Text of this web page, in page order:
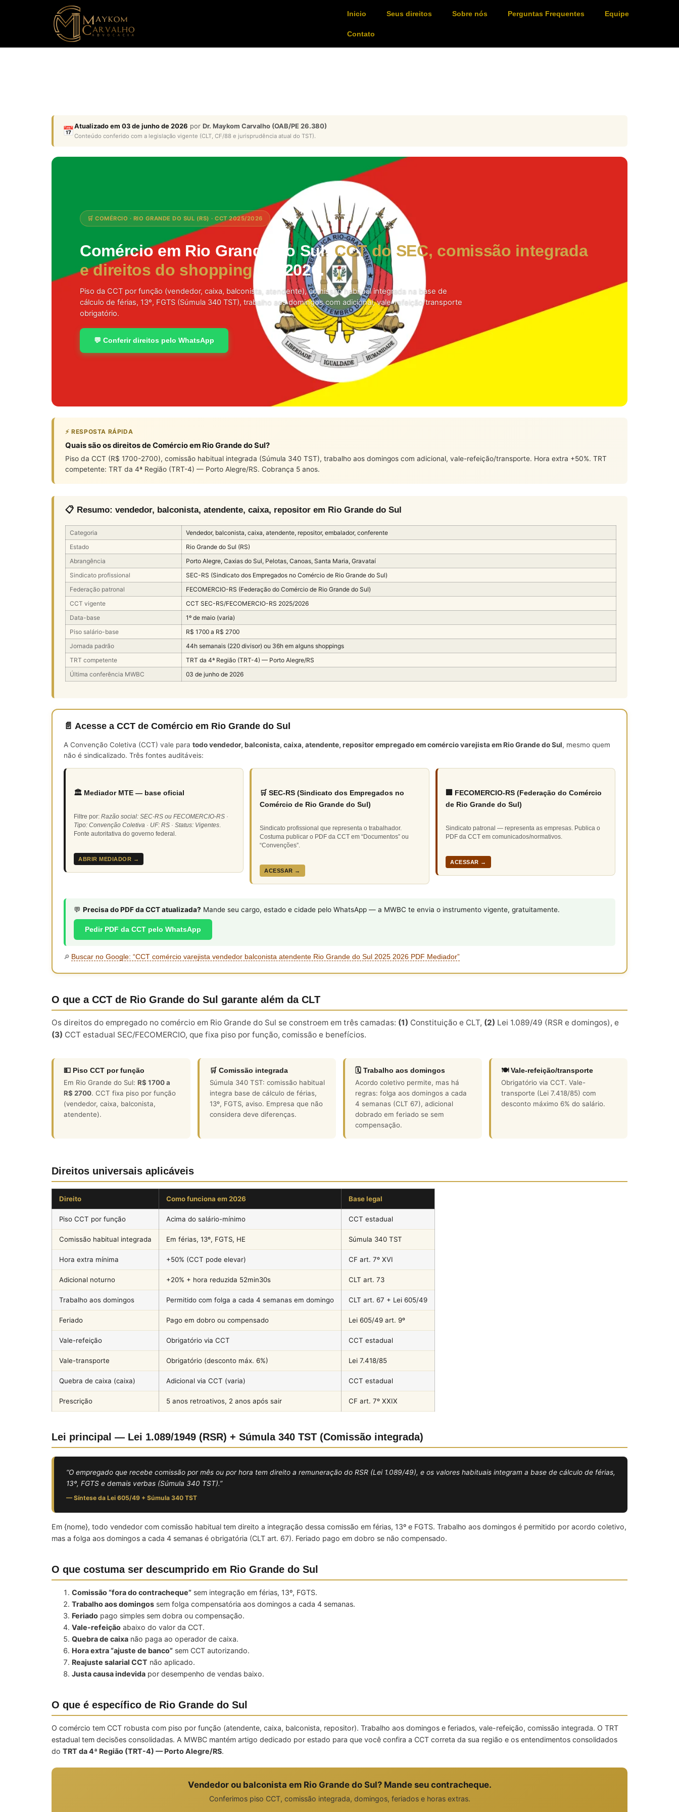
Inicio Seus direitos Sobre nós Perguntas Frequentes Equipe
Contato
📅Atualizado em 03 de junho de 2026 por Dr. Maykom Carvalho (OAB/PE 26.380)
Conteúdo conferido com a legislação vigente (CLT, CF/88 e jurisprudência atual do TST).
🛒 COMÉRCIO · RIO GRANDE DO SUL (RS) · CCT 2025/2026
Comércio em Rio Grande do Sul: CCT do SEC, comissão integrada
e direitos do shoppingem 2026.
Piso da CCT por função (vendedor, caixa, balconista, atendente), comissão habitual integrada na base de
cálculo de férias, 13º, FGTS (Súmula 340 TST), trabalho aos domingos com adicional, vale-refeição/transporte
obrigatório.
💬 Conferir direitos pelo WhatsApp
⚡ RESPOSTA RÁPIDA
Quais são os direitos de Comércio em Rio Grande do Sul?
Piso da CCT (R$ 1700-2700), comissão habitual integrada (Súmula 340 TST), trabalho aos domingos com adicional, vale-refeição/transporte. Hora extra +50%. TRT
competente: TRT da 4ª Região (TRT-4) — Porto Alegre/RS. Cobrança 5 anos.
📋 Resumo: vendedor, balconista, atendente, caixa, repositor em Rio Grande do Sul
Categoria
Vendedor, balconista, caixa, atendente, repositor, embalador, conferente
Estado
Rio Grande do Sul (RS)
Abrangência
Porto Alegre, Caxias do Sul, Pelotas, Canoas, Santa Maria, Gravataí
Sindicato profissional
SEC-RS (Sindicato dos Empregados no Comércio de Rio Grande do Sul)
Federação patronal
FECOMERCIO-RS (Federação do Comércio de Rio Grande do Sul)
CCT vigente
CCT SEC-RS/FECOMERCIO-RS 2025/2026
Data-base
1º de maio (varia)
Piso salário-base
R$ 1700 a R$ 2700
Jornada padrão
44h semanais (220 divisor) ou 36h em alguns shoppings
TRT competente
TRT da 4ª Região (TRT-4) — Porto Alegre/RS
Última conferência MWBC
03 de junho de 2026
📄 Acesse a CCT de Comércio em Rio Grande do Sul
A Convenção Coletiva (CCT) vale para todo vendedor, balconista, caixa, atendente, repositor empregado em comércio varejista em Rio Grande do Sul, mesmo quem
não é sindicalizado. Três fontes auditáveis:
🏛️ Mediador MTE — base oficial
Filtre por: Razão social: SEC-RS ou FECOMERCIO-RS ·
Tipo: Convenção Coletiva · UF: RS · Status: Vigentes.
Fonte autoritativa do governo federal.
ABRIR MEDIADOR →
🛒 SEC-RS (Sindicato dos Empregados no
Comércio de Rio Grande do Sul)
Sindicato profissional que representa o trabalhador.
Costuma publicar o PDF da CCT em “Documentos” ou
“Convenções”.
ACESSAR →
🏢 FECOMERCIO-RS (Federação do Comércio
de Rio Grande do Sul)
Sindicato patronal — representa as empresas. Publica o
PDF da CCT em comunicados/normativos.
ACESSAR →
💬 Precisa do PDF da CCT atualizada? Mande seu cargo, estado e cidade pelo WhatsApp — a MWBC te envia o instrumento vigente, gratuitamente.
Pedir PDF da CCT pelo WhatsApp
🔎 Buscar no Google: “CCT comércio varejista vendedor balconista atendente Rio Grande do Sul 2025 2026 PDF Mediador”
O que a CCT de Rio Grande do Sul garante além da CLT
Os direitos do empregado no comércio em Rio Grande do Sul se constroem em três camadas: (1) Constituição e CLT, (2) Lei 1.089/49 (RSR e domingos), e
(3) CCT estadual SEC/FECOMERCIO, que fixa piso por função, comissão e benefícios.
💵 Piso CCT por função
Em Rio Grande do Sul: R$ 1700 a
R$ 2700. CCT fixa piso por função
(vendedor, caixa, balconista,
atendente).
🛒 Comissão integrada
Súmula 340 TST: comissão habitual
integra base de cálculo de férias,
13º, FGTS, aviso. Empresa que não
considera deve diferenças.
🗓️ Trabalho aos domingos
Acordo coletivo permite, mas há
regras: folga aos domingos a cada
4 semanas (CLT 67), adicional
dobrado em feriado se sem
compensação.
🍽️ Vale-refeição/transporte
Obrigatório via CCT. Vale-
transporte (Lei 7.418/85) com
desconto máximo 6% do salário.
Direitos universais aplicáveis
Direito Como funciona em 2026 Base legal
Piso CCT por função Acima do salário-mínimo CCT estadual
Comissão habitual integrada Em férias, 13º, FGTS, HE Súmula 340 TST
Hora extra mínima +50% (CCT pode elevar) CF art. 7º XVI
Adicional noturno +20% + hora reduzida 52min30s CLT art. 73
Trabalho aos domingos Permitido com folga a cada 4 semanas em domingo CLT art. 67 + Lei 605/49
Feriado Pago em dobro ou compensado Lei 605/49 art. 9º
Vale-refeição Obrigatório via CCT CCT estadual
Vale-transporte Obrigatório (desconto máx. 6%) Lei 7.418/85
Quebra de caixa (caixa) Adicional via CCT (varia) CCT estadual
Prescrição 5 anos retroativos, 2 anos após sair CF art. 7º XXIX
Lei principal — Lei 1.089/1949 (RSR) + Súmula 340 TST (Comissão integrada)
“O empregado que recebe comissão por mês ou por hora tem direito a remuneração do RSR (Lei 1.089/49), e os valores habituais integram a base de cálculo de férias,
13º, FGTS e demais verbas (Súmula 340 TST).”
— Síntese da Lei 605/49 + Súmula 340 TST
Em {nome}, todo vendedor com comissão habitual tem direito a integração dessa comissão em férias, 13º e FGTS. Trabalho aos domingos é permitido por acordo coletivo,
mas a folga aos domingos a cada 4 semanas é obrigatória (CLT art. 67). Feriado pago em dobro se não compensado.
O que costuma ser descumprido em Rio Grande do Sul
Comissão “fora do contracheque” sem integração em férias, 13º, FGTS.
Trabalho aos domingos sem folga compensatória aos domingos a cada 4 semanas.
Feriado pago simples sem dobra ou compensação.
Vale-refeição abaixo do valor da CCT.
Quebra de caixa não paga ao operador de caixa.
Hora extra “ajuste de banco” sem CCT autorizando.
Reajuste salarial CCT não aplicado.
Justa causa indevida por desempenho de vendas baixo.
O que é específico de Rio Grande do Sul
O comércio tem CCT robusta com piso por função (atendente, caixa, balconista, repositor). Trabalho aos domingos e feriados, vale-refeição, comissão integrada. O TRT
estadual tem decisões consolidadas. A MWBC mantém artigo dedicado por estado para que você confira a CCT correta da sua região e os entendimentos consolidados
do TRT da 4ª Região (TRT-4) — Porto Alegre/RS.
Vendedor ou balconista em Rio Grande do Sul? Mande seu contracheque.
Conferimos piso CCT, comissão integrada, domingos, feriados e horas extras.